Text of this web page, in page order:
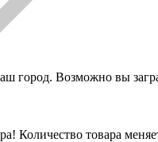
город. Возможно вы
Количество товара